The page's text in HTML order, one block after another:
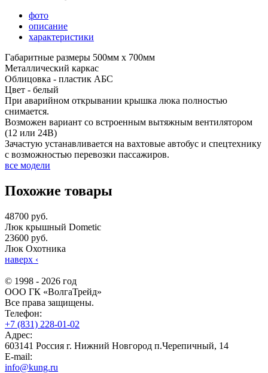
фото
описание
характеристики
Габаритные размеры 500мм х 700мм
Металлический каркас
Облицовка - пластик АБС
Цвет - белый
При аварийном открывании крышка люка полностью
снимается.
Возможен вариант со встроенным вытяжным вентилятором
(12 или 24В)
Зачастую устанавливается на вахтовые автобус и спецтехнику
с возможностью перевозки пассажиров.
все модели
Похожие товары
48700 руб.
Люк крышный Dometic
23600 руб.
Люк Охотника
наверх ‹
© 1998 - 2026 год
ООО ГК «ВолгаТрейд»
Все права защищены.
Телефон:
+7 (831) 228-01-02
Адрес:
603141 Россия г. Нижний Новгород п.Черепичный, 14
E-mail:
info@kung.ru